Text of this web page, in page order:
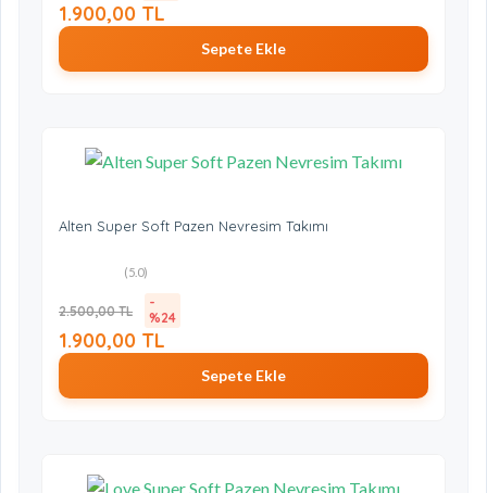
1.900,00 TL
Sepete Ekle
Alten Super Soft Pazen Nevresim Takımı
(5.0)
2.500,00 TL
-
%24
1.900,00 TL
Sepete Ekle